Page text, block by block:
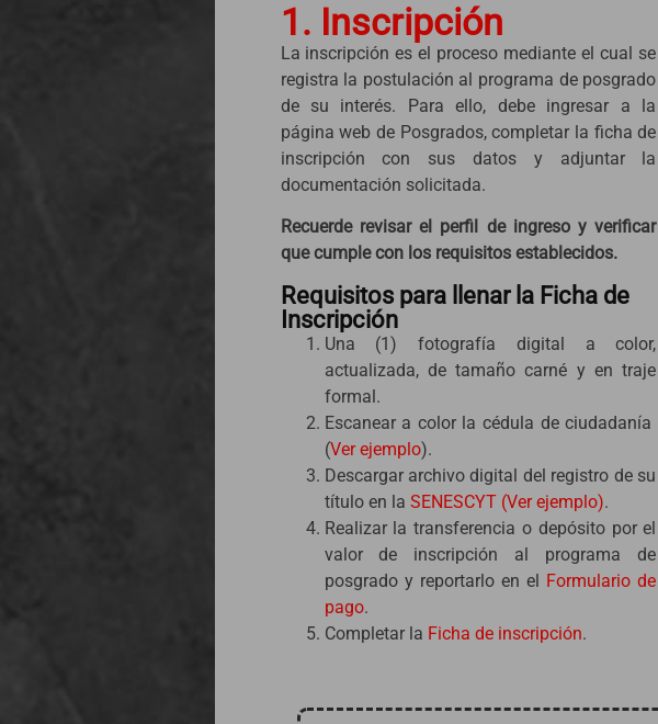
1. Inscripción
La inscripción es el proceso mediante el cual se
registra la postulación al programa de posgrado
de su interés. Para ello, debe ingresar a la
página web de Posgrados, completar la ficha de
inscripción con sus datos y adjuntar la
documentación solicitada.
Recuerde revisar el perfil de ingreso y verificar
que cumple con los requisitos establecidos.
Requisitos para llenar la Ficha de
Inscripción
Una (1) fotografía digital a color,
actualizada, de tamaño carné y en traje
formal.
Escanear a color la cédula de ciudadanía
(Ver ejemplo).
Descargar archivo digital del registro de su
título en la SENESCYT (Ver ejemplo).
Realizar la transferencia o depósito por el
valor de inscripción al programa de
posgrado y reportarlo en el Formulario de
pago.
Completar la Ficha de inscripción.